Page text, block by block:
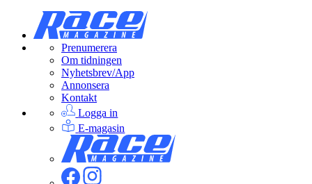
Prenumerera
Om tidningen
Nyhetsbrev/App
Annonsera
Kontakt
Logga in
E-magasin